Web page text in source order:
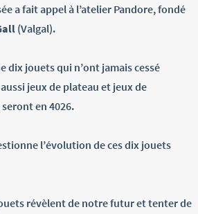
a fait appel à l’atelier Pandore, fondé
(Valgal).
dix jouets qui n’ont jamais cessé
jeux de plateau et jeux de
en 4026.
l’évolution de ces dix jouets
révèlent de notre futur et tenter de